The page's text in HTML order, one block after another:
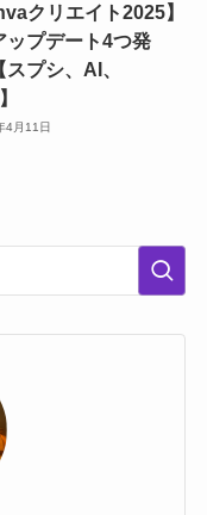
クリエイト2025】
ップデート4つ発
プシ、AI、
4月11日